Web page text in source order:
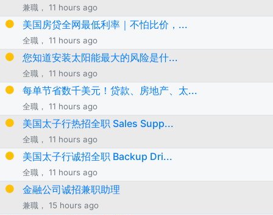
兼職， 11 hours ago
美国房贷全网最低利率｜不怕比价，...
全職， 11 hours ago
您知道安装太阳能最大的风险是什...
全職， 11 hours ago
每单节省数千美元！贷款、房地产、太...
全職， 11 hours ago
美国太子行热招全职 Sales Supp...
全職， 11 hours ago
美国太子行诚招全职 Backup Dri...
全職， 11 hours ago
金融公司诚招兼职助理
兼職， 15 hours ago